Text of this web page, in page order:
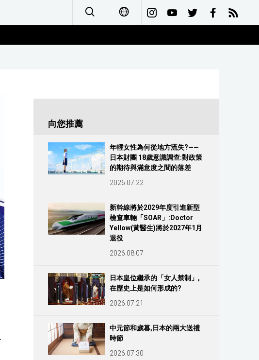
العربية
Русский
向您推薦
年輕女性為何從地方流失?——
日本財團 18歲意識調查:對政策
的期待與滿意度之間的落差
2026.07.22
新幹線將於2029年度引進新型
檢查車輛「SOAR」:Doctor
Yellow(黃醫生)將於2027年1月
退役
2026.08.07
日本皇位繼承的「女人禁制」,
在歷史上是如何形成的?
2026.07.21
中元節和歲暮,日本的兩大送禮
時節
2026.07.30